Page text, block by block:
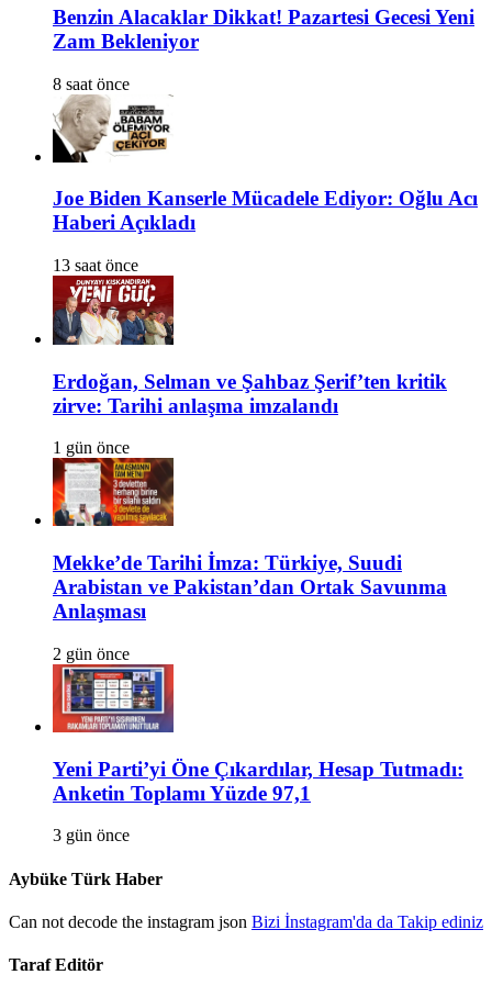
Benzin Alacaklar Dikkat! Pazartesi Gecesi Yeni
Zam Bekleniyor
8 saat önce
Joe Biden Kanserle Mücadele Ediyor: Oğlu Acı
Haberi Açıkladı
13 saat önce
Erdoğan, Selman ve Şahbaz Şerif’ten kritik
zirve: Tarihi anlaşma imzalandı
1 gün önce
Mekke’de Tarihi İmza: Türkiye, Suudi
Arabistan ve Pakistan’dan Ortak Savunma
Anlaşması
2 gün önce
Yeni Parti’yi Öne Çıkardılar, Hesap Tutmadı:
Anketin Toplamı Yüzde 97,1
3 gün önce
Aybüke Türk Haber
Can not decode the instagram json Bizi İnstagram'da da Takip ediniz
Taraf Editör